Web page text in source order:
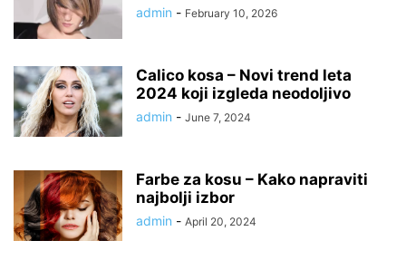
admin - February 10, 2026
Calico kosa – Novi trend leta
2024 koji izgleda neodoljivo
admin - June 7, 2024
Farbe za kosu – Kako napraviti
najbolji izbor
admin - April 20, 2024